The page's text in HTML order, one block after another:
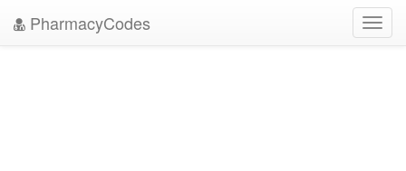
PharmacyCodes